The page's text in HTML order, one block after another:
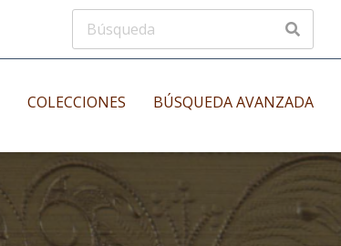
COLECCIONES
Manuscritos musicales
Incunables
BÚSQUEDA AVANZADA